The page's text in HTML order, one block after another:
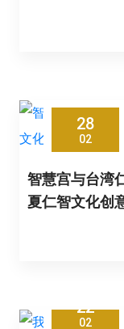
28
02
智慧宫与台湾
夏仁智文化创
22
02